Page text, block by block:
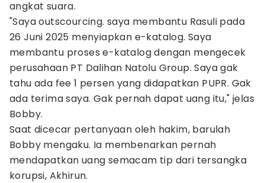
angkat suara.
"Saya outscourcing. saya membantu Rasuli pada
26 Juni 2025 menyiapkan e-katalog. Saya
membantu proses e-katalog dengan mengecek
perusahaan PT Dalihan Natolu Group. Saya gak
tahu ada fee 1 persen yang didapatkan PUPR. Gak
ada terima saya. Gak pernah dapat uang itu," jelas
Bobby.
Saat dicecar pertanyaan oleh hakim, barulah
Bobby mengaku. Ia membenarkan pernah
mendapatkan uang semacam tip dari tersangka
korupsi, Akhirun.